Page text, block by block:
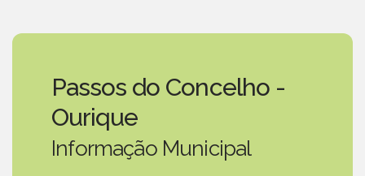
Passos do Concelho -
Ourique
Informação Municipal